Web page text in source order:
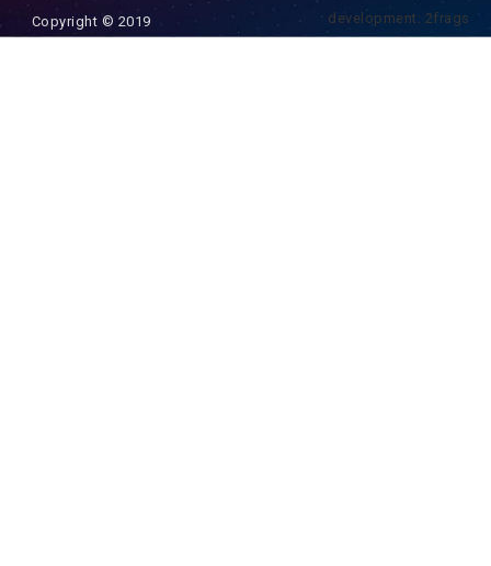
Copyright © 2019 development: 2frags